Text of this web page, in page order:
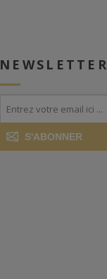
NEWSLETTER
S'ABONNER